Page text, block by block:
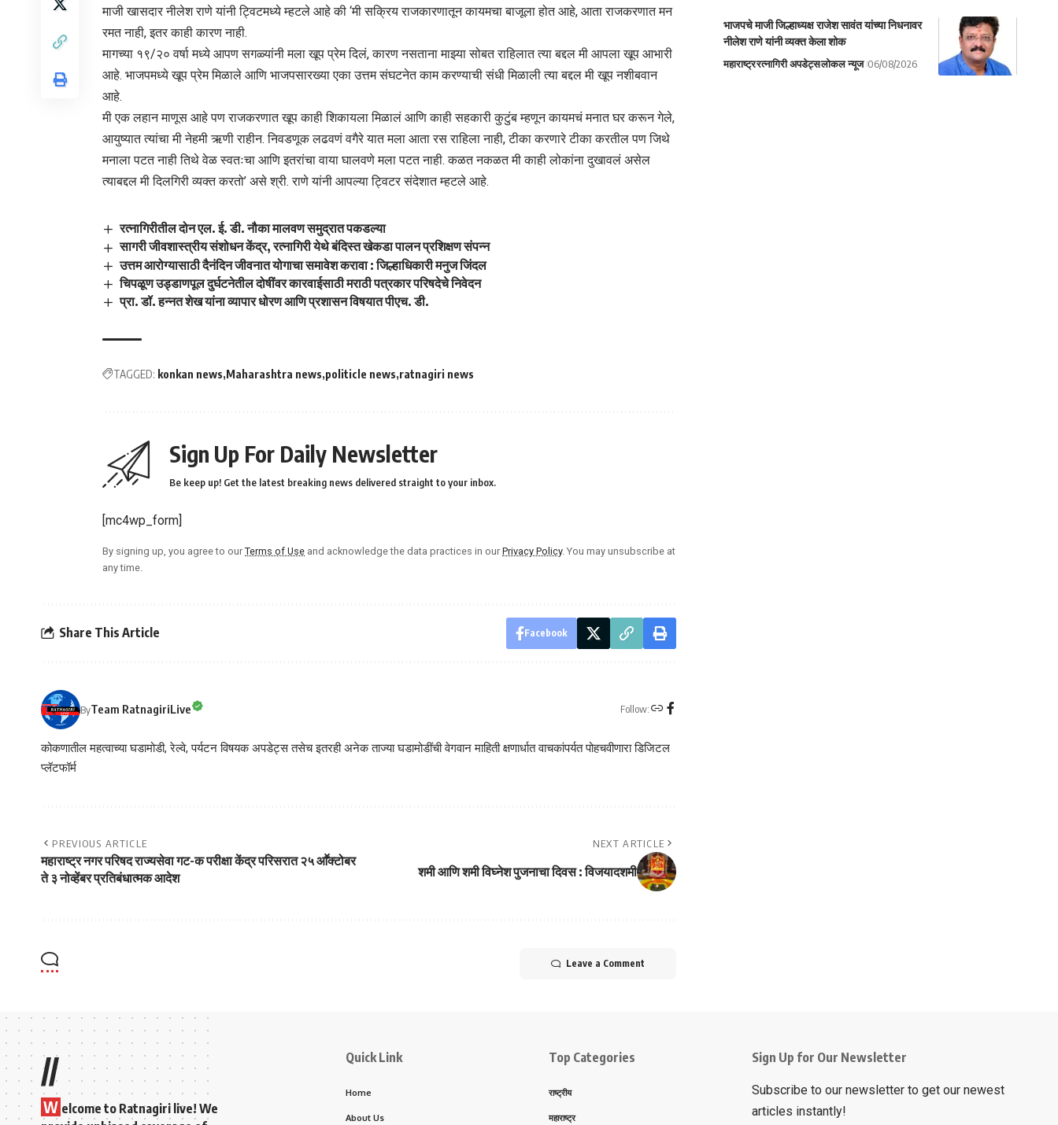
माजी खासदार नीलेश राणे यांनी ट्विटमध्ये म्हटले आहे की ‘मी सक्रिय राजकारणातून कायमचा बाजूला होत आहे, आता राजकरणात मन
रमत नाही, इतर काही कारण नाही.
मागच्या १९/२० वर्षा मध्ये आपण सगळ्यांनी मला खूप प्रेम दिलं, कारण नसताना माझ्या सोबत राहिलात त्या बद्दल मी आपला खूप आभारी
आहे. भाजपमध्ये खूप प्रेम मिळाले आणि भाजपसारख्या एका उत्तम संघटनेत काम करण्याची संधी मिळाली त्या बद्दल मी खूप नशीबवान
आहे.
मी एक लहान माणूस आहे पण राजकरणात खूप काही शिकायला मिळालं आणि काही सहकारी कुटुंब म्हणून कायमचं मनात घर करून गेले,
आयुष्यात त्यांचा मी नेहमी ऋणी राहीन. निवडणूक लढवणं वगैरे यात मला आता रस राहिला नाही, टीका करणारे टीका करतील पण जिथे
मनाला पटत नाही तिथे वेळ स्वतःचा आणि इतरांचा वाया घालवणे मला पटत नाही. कळत नकळत मी काही लोकांना दुखावलं असेल
त्याबद्दल मी दिलगिरी व्यक्त करतो’ असे श्री. राणे यांनी आपल्या ट्विटर संदेशात म्हटले आहे.
रत्नागिरीतील दोन एल. ई. डी. नौका मालवण समुद्रात पकडल्या
सागरी जीवशास्त्रीय संशोधन केंद्र, रत्नागिरी येथे बंदिस्त खेकडा पालन प्रशिक्षण संपन्न
उत्तम आरोग्यासाठी दैनंदिन जीवनात योगाचा समावेश करावा : जिल्हाधिकारी मनुज जिंदल
चिपळूण उड्डाणपूल दुर्घटनेतील दोषींवर कारवाईसाठी मराठी पत्रकार परिषदेचे निवेदन
प्रा. डॉ. हन्नत शेख यांना व्यापार धोरण आणि प्रशासन विषयात पीएच. डी.
TAGGED: konkan news Maharashtra news politicle news ratnagiri news
Sign Up For Daily Newsletter
Be keep up! Get the latest breaking news delivered straight to your inbox.
[mc4wp_form]
By signing up, you agree to our Terms of Use and acknowledge the data practices in our Privacy Policy. You may unsubscribe at
any time.
Share This Article Facebook
ByTeam RatnagiriLive Follow:
कोकणातील महत्वाच्या घडामोडी, रेल्वे, पर्यटन विषयक अपडेट्स तसेच इतरही अनेक ताज्या घडामोडींची वेगवान माहिती क्षणार्धात वाचकांपर्यत पोहचवीणारा डिजिटल
प्लॅटफॉर्म
PREVIOUS ARTICLE
महाराष्ट्र नगर परिषद राज्यसेवा गट-क परीक्षा केंद्र परिसरात २५ आॕक्टोबर
ते ३ नोव्हेंबर प्रतिबंधात्मक आदेश
NEXT ARTICLE
शमी आणि शमी विघ्नेश पुजनाचा दिवस : विजयादशमी
Leave a Comment
भाजपचे माजी जिल्हाध्यक्ष राजेश सावंत यांच्या निधनावर
नीलेश राणे यांनी व्यक्त केला शोक
महाराष्ट्ररत्नागिरी अपडेट्सलोकल न्यूज 06/08/2026
//
W elcome to Ratnagiri live! We
Quick Link
Home
About Us
Top Categories
राष्ट्रीय
महाराष्ट्र
Sign Up for Our Newsletter
Subscribe to our newsletter to get our newest
articles instantly!